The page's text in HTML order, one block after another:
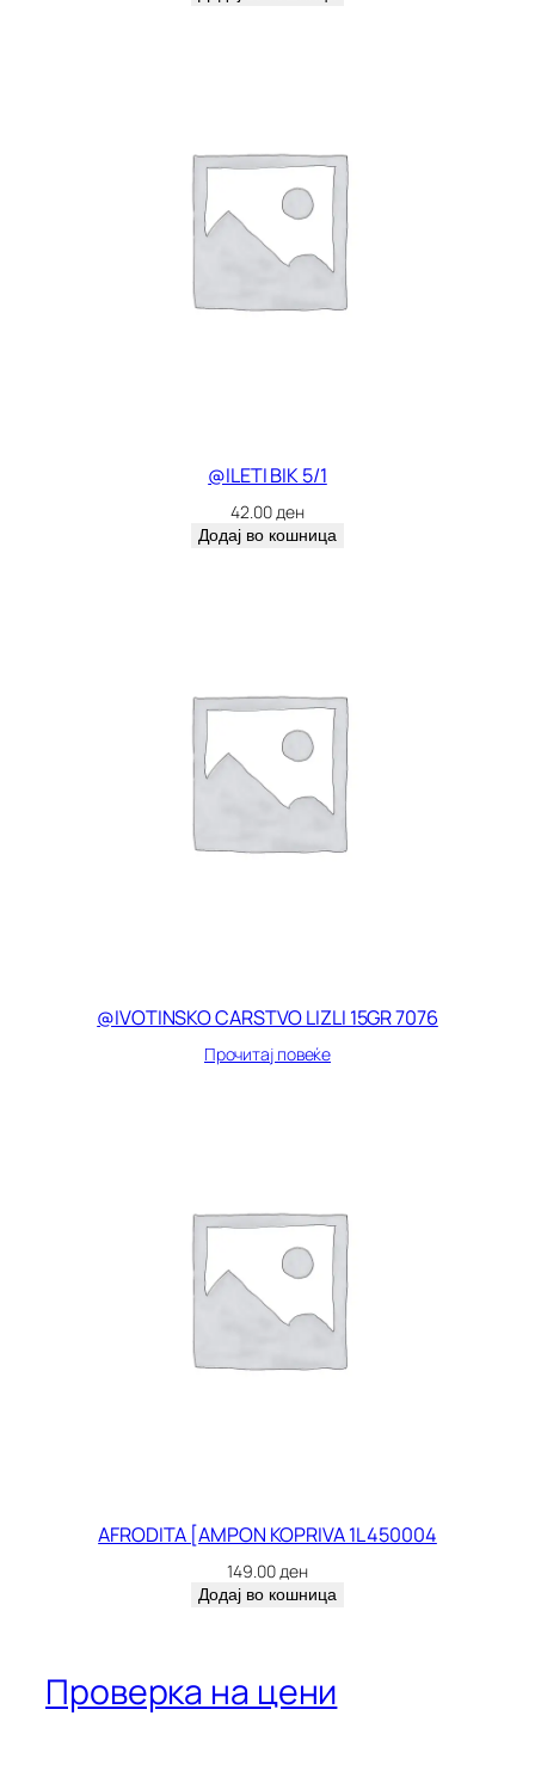
@ILETI BIK 5/1
42.00ден
Додај во кошница
@IVOTINSKO CARSTVO LIZLI 15GR 7076
Прочитај повеќе
AFRODITA [AMPON KOPRIVA 1L 450004
149.00ден
Додај во кошница
Проверка на цени